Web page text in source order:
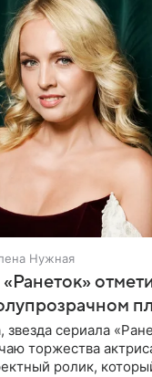
Нужная
сериала
торжества
ролик,